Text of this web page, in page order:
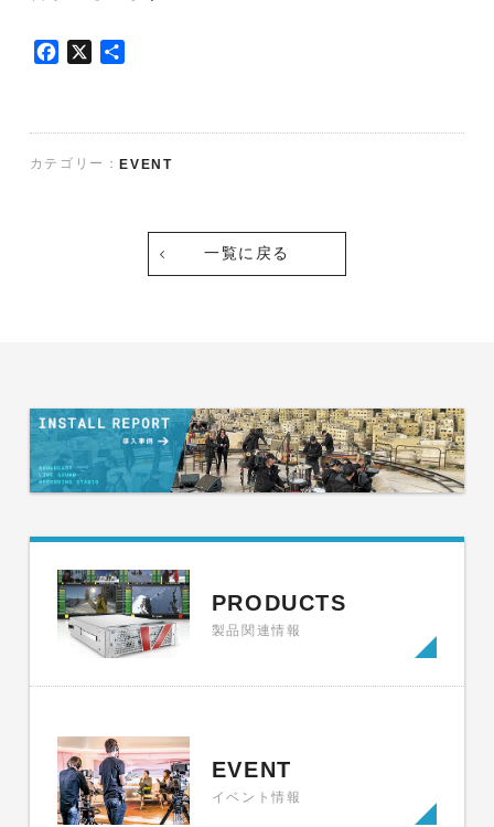
o
X
カテゴリー：EVENT
一覧に戻る
PRODUCTS
製品関連情報
EVENT
イベント情報